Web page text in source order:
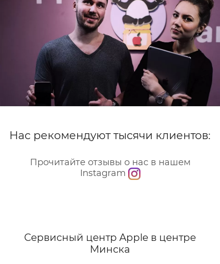
Нас рекомендуют тысячи клиентов:
Прочитайте отзывы о нас в нашем
Instagram
Сервисный центр Apple в центре
Минска